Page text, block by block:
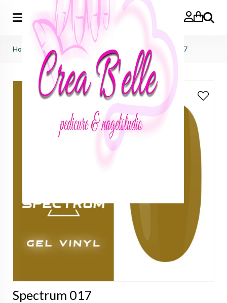
Zoeken
Home f.o.x nails>spectrum gelpolish >Spectrum 017
Spectrum 017